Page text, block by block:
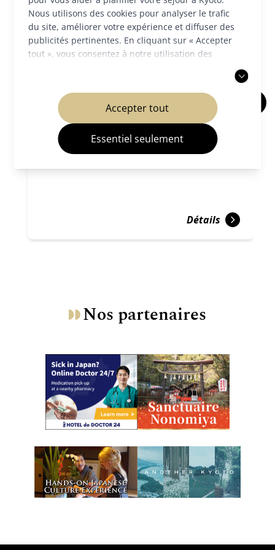
Nous utilisons des cookies pour analyser le trafic
du site, améliorer votre expérience et diffuser des
publicités pertinentes. En cliquant sur « Accepter
tout », vous consentez à notre utilisation des
d'informations, veuillez consulter notrepolitique
de confidentialité
Accepter tout
Essentiel seulement
Musée d'art Fukuda
Musées et galeries Saga et Arashiyama
Détails
Nos partenaires